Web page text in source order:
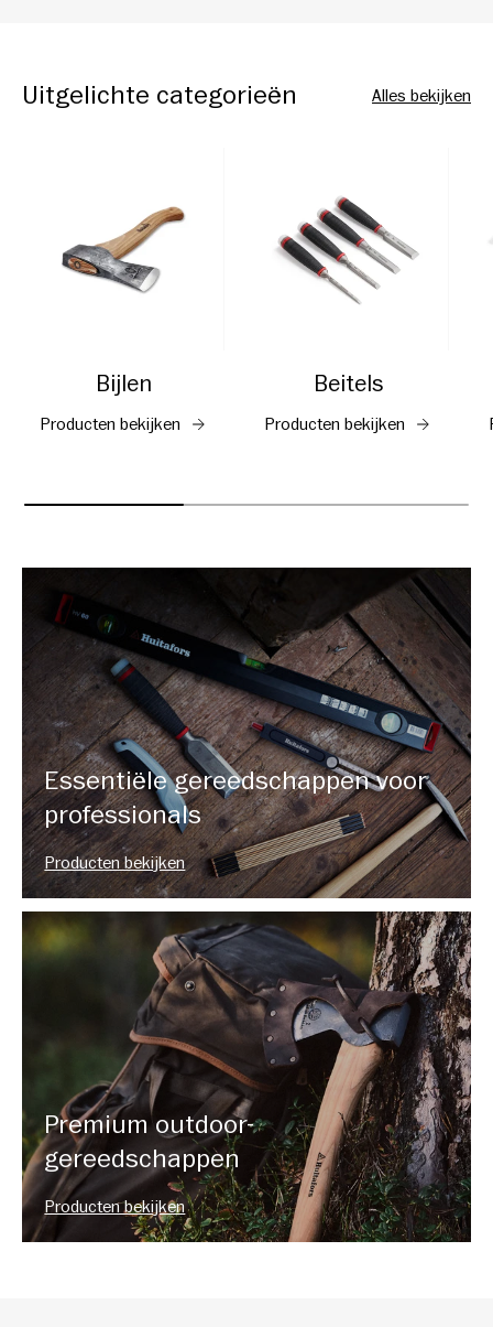
Uitgelichte categorieën Alles bekijken
Bijlen
Producten bekijken
Beitels
Producten bekijken
Essentiële gereedschappen voor
professionals
Producten bekijken
Premium outdoor-
gereedschappen
Producten bekijken